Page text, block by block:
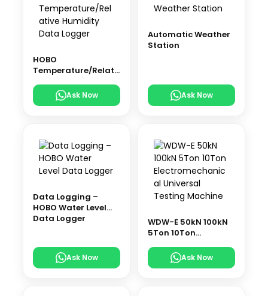
HOBO
Temperature/Relati
Logger Ask Now
Automatic Weather
Station
Ask Now
Data Logging –
HOBO Water Level
Data Logger
Ask Now
WDW-E 50kN 100kN
5Ton 10Ton
Universal Testing
Machine
Ask Now